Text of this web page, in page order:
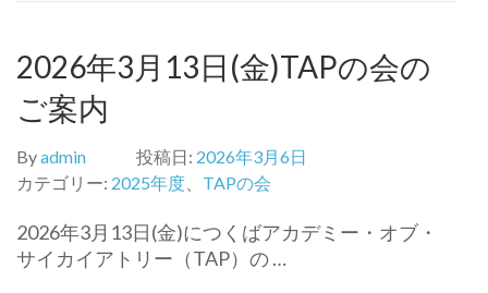
2026年3月13日(金)TAPの会の
ご案内
Byadmin 投稿日: 2026年3月6日
カテゴリー: 2025年度 TAPの会
2026年3月13日(金)につくばアカデミー・オブ・
サイカイアトリー（TAP）の …